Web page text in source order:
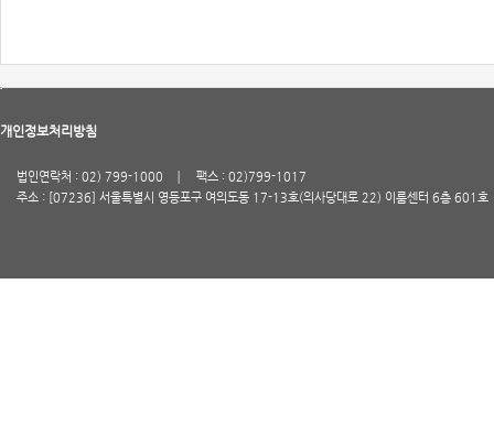
개인정보처리방침
법인연락처 : 02) 799-1000
팩스 : 02)799-1017
주소 : [07236] 서울특별시 영등포구 여의도동 17-13호(의사당대로 22) 이룸센터 6층 601호